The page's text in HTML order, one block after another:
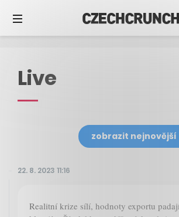
Live
zobrazit nejnovější
22. 8. 2023 11:16
Realitní krize sílí, hodnoty exportu